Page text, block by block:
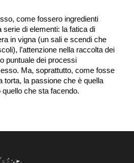
come fossero ingredienti
di elementi: la fatica di
in vigna (un sali e scendi che
l’attenzione nella raccolta dei
puntuale dei processi
Ma, soprattutto, come fosse
torta, la passione che è quella
che sta facendo.